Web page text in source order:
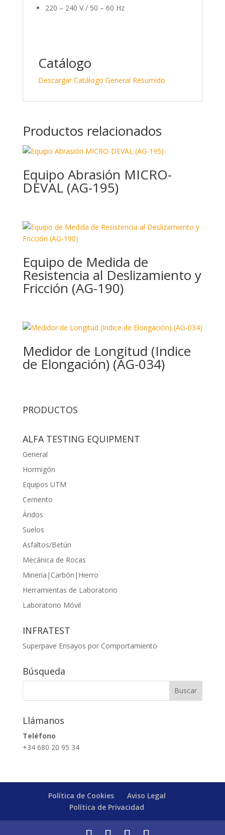
220 – 240 V / 50 – 60 Hz
Catálogo
Descargar Catálogo General Resumido
Productos relacionados
Equipo Abrasión MICRO-
DEVAL (AG-195)
Equipo de Medida de
Resistencia al Deslizamiento y
Fricción (AG-190)
Medidor de Longitud (Indice
de Elongación) (AG-034)
PRODUCTOS
ALFA TESTING EQUIPMENT
General
Hormigón
Equipos UTM
Cemento
Áridos
Suelos
Asfaltos/Betún
Mecánica de Rocas
Minería|Carbón|Hierro
Herramientas de Laboratorio
Laboratorio Móvil
INFRATEST
Superpave Ensayos por Comportamiento
Búsqueda
Llámanos
Teléfono
+34 680 20 95 34
Política de Cookies
Aviso Legal
Política de Privacidad